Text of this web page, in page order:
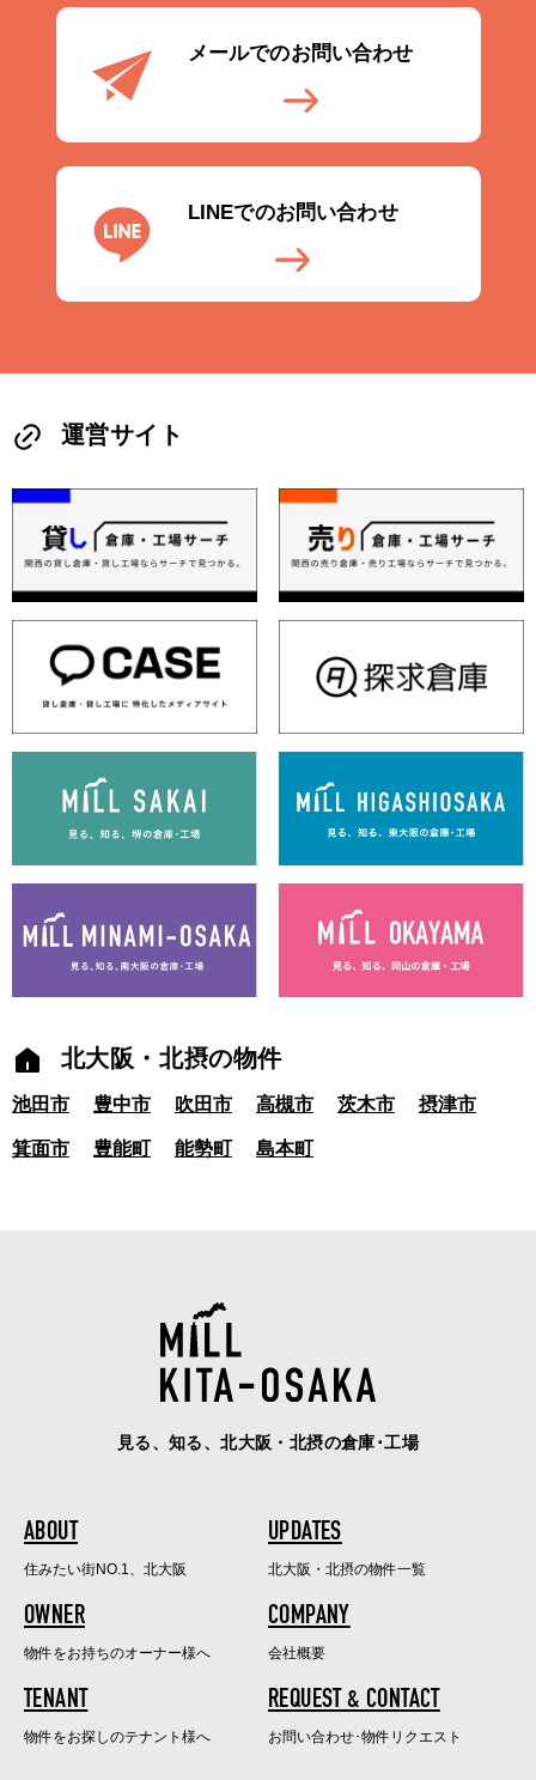
メールでのお問い合わせ
LINEでのお問い合わせ
運営サイト
北大阪・北摂の物件
池田市 豊中市 吹田市 高槻市 茨木市 摂津市
箕面市 豊能町 能勢町 島本町
見る、知る、北大阪・北摂の倉庫･工場
ABOUT
住みたい街NO.1、北大阪
UPDATES
北大阪・北摂の物件一覧
OWNER
物件をお持ちのオーナー様へ
COMPANY
会社概要
TENANT
物件をお探しのテナント様へ
REQUEST & CONTACT
お問い合わせ･物件リクエスト